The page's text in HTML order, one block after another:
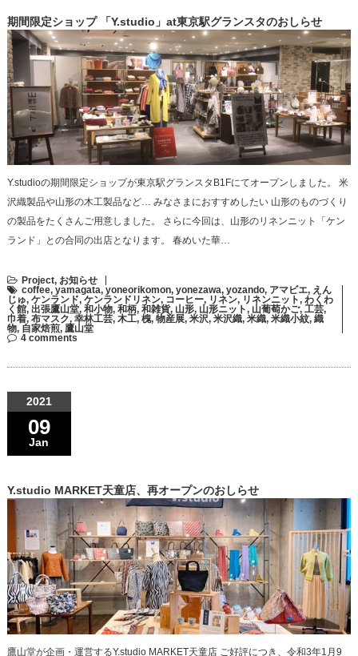
期間限定ショップ 「Y.studio」at東京駅グランスタのおしらせ
Y.studioの期間限定ショップが東京駅グランスタB1Fにてオープンしました。 米
沢織製品や山形の木工製品など… みなさまにおすすめしたい 山形のものづくり
の製品をたくさんご用意しました。 さらに今回は、山形のリネンニット「ケン
ランド」との合同の出店となります。 春めいた華…
Project, お知らせ
coffee, yamagata, yoneorikomon, yonezawa, yozando, アマビエ, えん
じゅ, ケンランド, ケンランドリネン, コーヒー, リネン, リネンニット, わくわ
く館, 出張鷹山堂, 和小物, 和柄, 和雑貨, 山形, 山形ニット, 山葡萄かご, 工芸,
巾着, 布マスク, 幸林工芸, 木工, 槐, 物産展, 米沢, 米沢織, 米織, 米織小紋, 織
物, 自家焙煎, 鷹山堂
4 comments
2021
09
Jan
Y.studio MARKET天童店、再オープンのおしらせ
鷹山堂が企画・運営するY.studio MARKET天童店 ご好評につき、令和3年1月9